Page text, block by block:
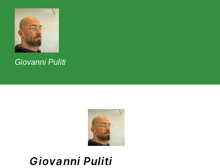
Giovanni Puliti
Giovanni Puliti